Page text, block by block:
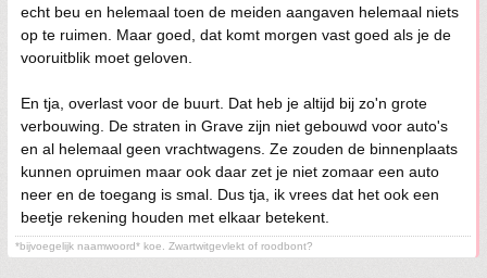
echt beu en helemaal toen de meiden aangaven helemaal niets
op te ruimen. Maar goed, dat komt morgen vast goed als je de
vooruitblik moet geloven.
En tja, overlast voor de buurt. Dat heb je altijd bij zo'n grote
verbouwing. De straten in Grave zijn niet gebouwd voor auto's
en al helemaal geen vrachtwagens. Ze zouden de binnenplaats
kunnen opruimen maar ook daar zet je niet zomaar een auto
neer en de toegang is smal. Dus tja, ik vrees dat het ook een
beetje rekening houden met elkaar betekent.
*bijvoegelijk naamwoord* koe. Zwartwitgevlekt of roodbont?